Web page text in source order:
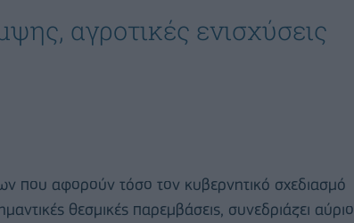
αγροτικές ενισχύσεις
που αφορούν τόσο τον κυβερνητικό σχεδιασμό
θεσμικές παρεμβάσεις, συνεδριάζει αύριο,